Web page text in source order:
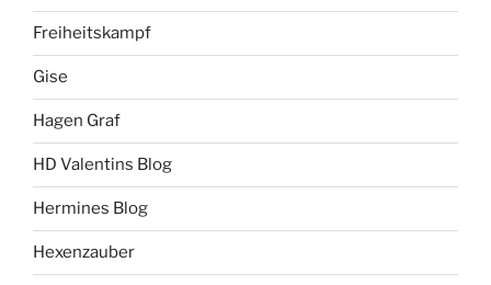
Freiheitskampf
Gise
Hagen Graf
HD Valentins Blog
Hermines Blog
Hexenzauber